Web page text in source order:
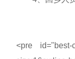
<pre id="best-